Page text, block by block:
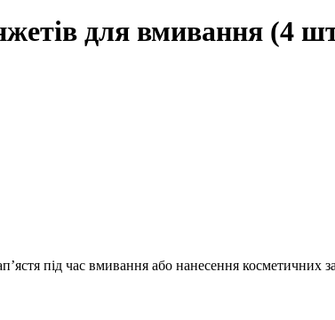
для вмивання (4
під час вмивання або нанесення косметичних